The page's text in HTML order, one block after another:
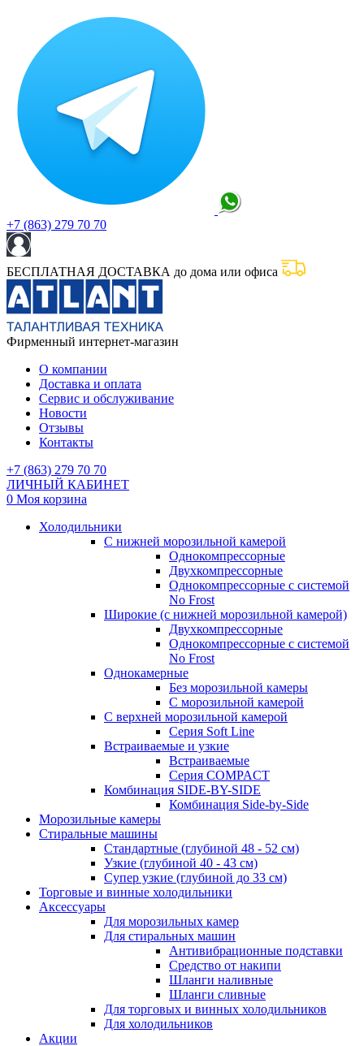
+7 (863) 279 70 70
БЕСПЛАТНАЯ ДОСТАВКА до дома или офиса
Фирменный интернет-магазин
О компании
Доставка и оплата
Сервис и обслуживание
Новости
Отзывы
Контакты
+7 (863) 279 70 70
ЛИЧНЫЙ КАБИНЕТ
0 Моя корзина
Холодильники
С нижней морозильной камерой
Однокомпрессорные
Двухкомпрессорные
Однокомпрессорные с системой
No Frost
Широкие (с нижней морозильной камерой)
Двухкомпрессорные
Однокомпрессорные с системой
No Frost
Однокамерные
Без морозильной камеры
С морозильной камерой
С верхней морозильной камерой
Серия Soft Line
Встраиваемые и узкие
Встраиваемые
Серия СOMPACT
Комбинация SIDE-BY-SIDE
Комбинация Side-by-Side
Морозильные камеры
Стиральные машины
Стандартные (глубиной 48 - 52 см)
Узкие (глубиной 40 - 43 см)
Супер узкие (глубиной до 33 см)
Торговые и винные холодильники
Аксессуары
Для морозильных камер
Для стиральных машин
Антивибрационные подставки
Средство от накипи
Шланги наливные
Шланги сливные
Для торговых и винных холодильников
Для холодильников
Акции